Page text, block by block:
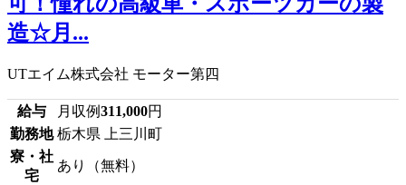
造☆月...
UTエイム株式会社 モーター第四
給与 月収例311,000円
勤務地 栃木県 上三川町
寮・社
宅
あり（無料）